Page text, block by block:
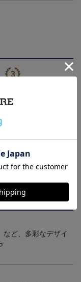
田J2・J3百年構想リーグ
ォーム（FP1st）
13,200円
など、多彩なデザイ